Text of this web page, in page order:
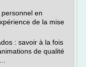
en
de la mise
: savoir à la fois
de qualité